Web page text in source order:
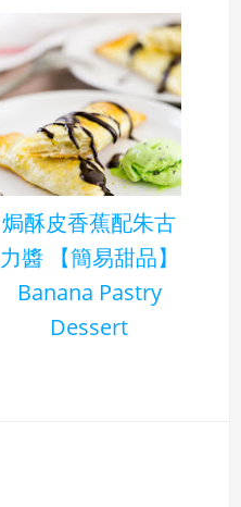
焗酥皮香蕉配朱古
力醬 【簡易甜品】
Banana Pastry
Dessert